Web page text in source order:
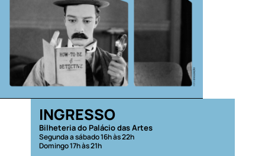
INGRESSO
Bilheteria do Palácio das Artes
Segunda a sábado 16h às 22h
Domingo 17h às 21h